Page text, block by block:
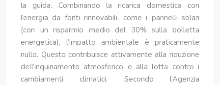
la guida. Combinando la ricarica domestica con
l’energia da fonti rinnovabili, come i pannelli solari
(con un risparmio medio del 30% sulla bolletta
energetica), l’impatto ambientale è praticamente
nullo. Questo contribuisce attivamente alla riduzione
dell’inquinamento atmosferico e alla lotta contro i
cambiamenti climatici. Secondo l’Agenzia